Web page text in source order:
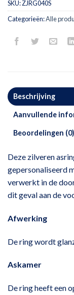
SKU:ZJRG040S
Categorieën:Alle
Beschrijving
Aanvullende
Beoordelingen (0)
Deze zilveren
gepersonaliseerd
verwerkt in de
dit geval aan de
Afwerking
De ring wordt
Askamer
De ring heeft een